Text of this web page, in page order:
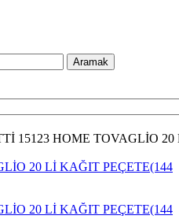
Aramak
15123 HOME TOVAGLİO
20 Lİ KAĞIT PEÇETE(144
20 Lİ KAĞIT PEÇETE(144